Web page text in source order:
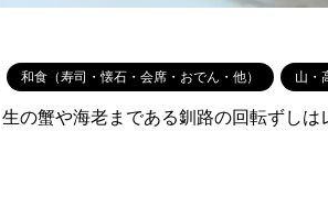
和食（寿司・懐石・会席・おでん・他） 山・
生の蟹や海老まである釧路の回転ずし